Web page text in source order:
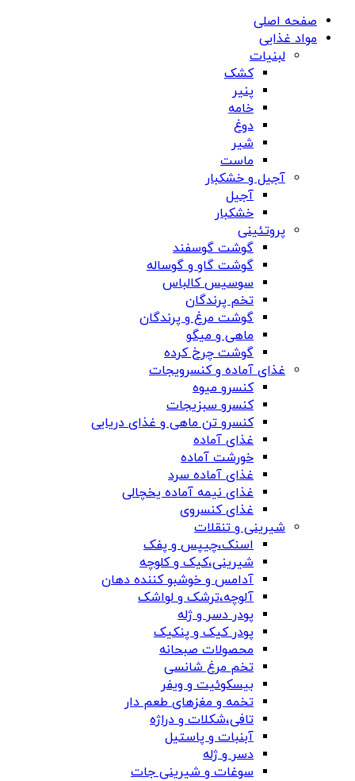
صفحه اصلی
مواد غذایی
لبنیات
کشک
پنیر
خامه
دوغ
شیر
ماست
آجیل و خشکبار
آجیل
خشکبار
پروتئینی
گوشت گوسفند
گوشت گاو و گوساله
سوسیس کالباس
تخم پرندگان
گوشت مرغ و پرندگان
ماهی و میگو
گوشت چرخ کرده
غذای آماده و کنسرویجات
کنسرو میوه
کنسرو سبزیجات
کنسرو تن ماهی و غذای دریایی
غذای آماده
خورشت آماده
غذای آماده سرد
غذای نیمه آماده یخچالی
غذای کنسروی
شیرینی و تنقلات
اسنک،چیپس و پفک
شیرینی،کیک و کلوچه
آدامس و خوشبو کننده دهان
آلوچه،ترشک و لواشک
پودر دسر و ژله
پودر کیک و پنکیک
محصولات صبحانه
تخم مرغ شانسی
بیسکوئیت و ویفر
تخمه و مغزهای طعم دار
تافی،شکلات و دراژه
آبنبات و پاستیل
دسر و ژله
سوغات و شیرینی جات